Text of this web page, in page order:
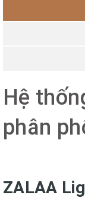
Hệ
phân
ZALAA